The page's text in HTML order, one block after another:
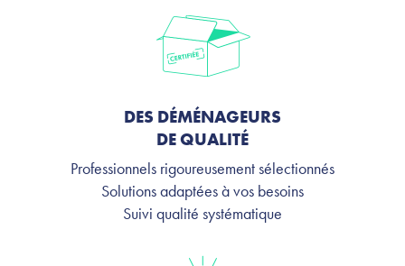
DES DÉMÉNAGEURS
DE QUALITÉ
Professionnels rigoureusement sélectionnés
Solutions adaptées à vos besoins
Suivi qualité systématique